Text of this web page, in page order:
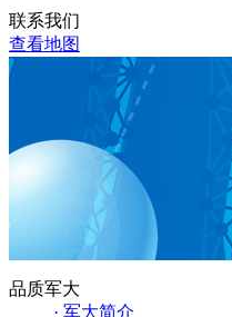
联系我们
查看地图
品质军大
· 军大简介